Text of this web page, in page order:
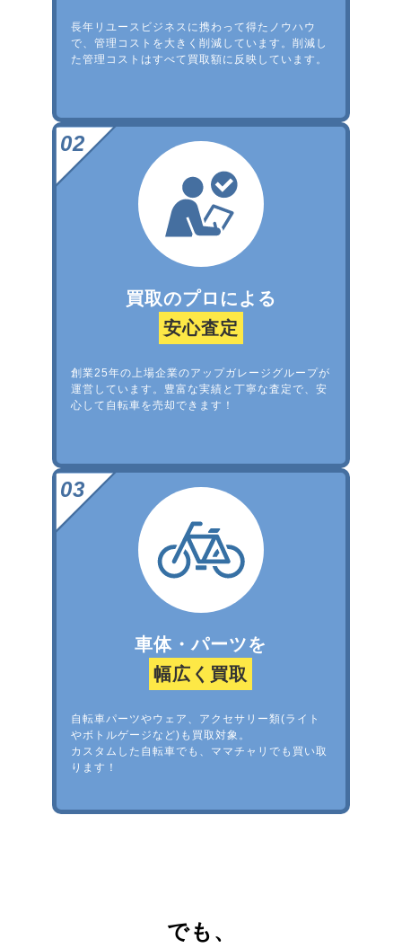
長年リユースビジネスに携わって得たノウハウ
で、管理コストを大きく削減しています。削減し
た管理コストはすべて買取額に反映しています。
買取のプロによる
安心査定
創業25年の上場企業のアップガレージグループが
運営しています。豊富な実績と丁寧な査定で、安
心して自転車を売却できます！
車体・パーツを
幅広く買取
自転車パーツやウェア、アクセサリー類(ライト
やボトルゲージなど)も買取対象。
カスタムした自転車でも、ママチャリでも買い取
ります！
でも、